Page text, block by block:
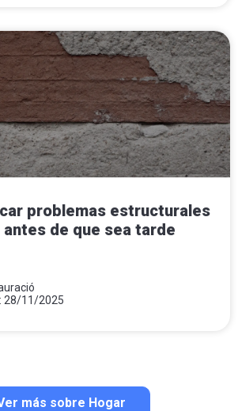
problemas estructurales
de que sea tarde
28/11/2025
más sobre Hogar